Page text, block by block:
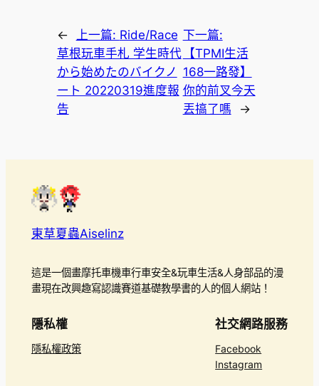
← 上一篇: Ride/Race
草根玩車手札 学生時代
から始めたのバイクノ
ート 20220319進度報
告
下一篇:
【TPMI生活
168一路發】
你的前叉今天
丟搞了嗎
→
東草夏蟲Aiselinz
這是一個畫摩托車機車行車安全&玩車生活&人身部品的漫
畫現在改興趣寫認識賽道基礎教學書的人的個人網站！
隱私權
隱私權政策
社交網路服務
Facebook
Instagram